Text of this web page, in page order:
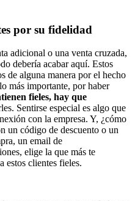
por su fidelidad
adicional o una venta cruzada,
debería acabar aquí. Estos
de alguna manera por el hecho
más importante, por haber
fieles, hay que
Sentirse especial es algo que
con la empresa. Y, ¿cómo
un código de descuento o un
un email de
elige la que más te
estos clientes fieles.